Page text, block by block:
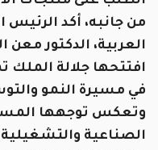
من جانبه، أكد الرئيس
العربية، الدكتور معن
افتتحها جلالة
في مسيرة النمو
وتعكس توجهها
الصناعية والتشغيلية